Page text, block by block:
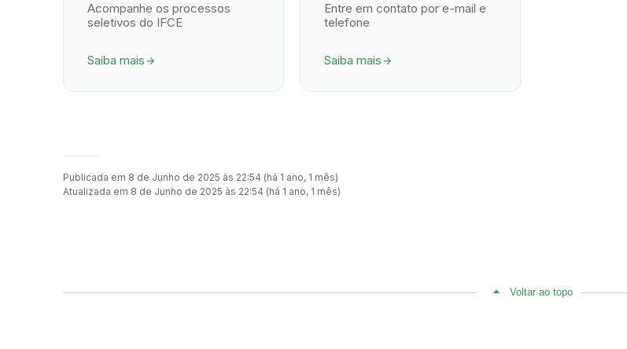
Acompanhe os processos
seletivos do IFCE
Saiba mais arrow_forward
Entre em contato por e-mail e
telefone
Saiba mais arrow_forward
Publicada em 8 de Junho de 2025 às 22:54 (há 1 ano, 1 mês)
Atualizada em 8 de Junho de 2025 às 22:54 (há 1 ano, 1 mês)
Voltar ao topo